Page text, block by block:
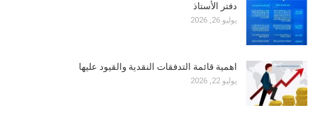
دفتر الأستاذ
يوليو 26, 2026
اهمية قائمة التدفقات النقدية والقيود عليها
يوليو 22, 2026